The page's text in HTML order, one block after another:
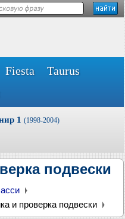
Fiesta
Taurus
1 (1998-2004)
подвески
и проверка подвески